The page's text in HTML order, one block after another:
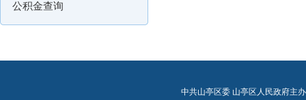
公积金查询
中共山亭区委 山亭区人民政府主